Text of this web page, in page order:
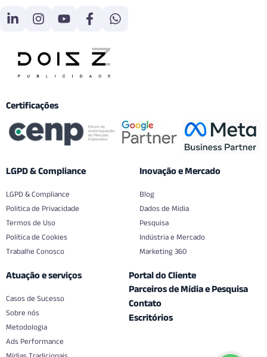
Certificações
LGPD & Compliance
LGPD & Compliance
Politica de Privacidade
Termos de Uso
Política de Cookies
Trabalhe Conosco
Inovação e Mercado
Blog
Dados de Mídia
Pesquisa
Indústria e Mercado
Marketing 360
Atuação e serviços
Casos de Sucesso
Sobre nós
Metodologia
Ads Performance
Portal do Cliente
Parceiros de Mídia e Pesquisa
Contato
Escritórios